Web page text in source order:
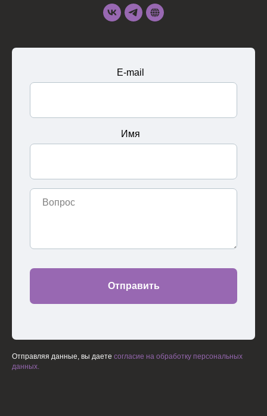
E-mail
Имя
Отправить
Отправляя данные, вы даете согласие на обработку персональных
данных.